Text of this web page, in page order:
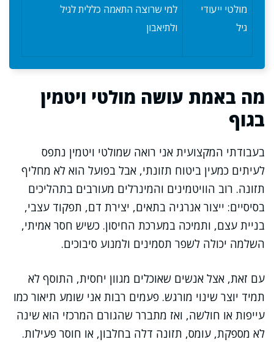
מולטי ייעודי
גיל
למי שרוצה התאמה כללית לגיל
ולתיאבון
מה באמת עושה מולטי ויטמין
בגוף
בעבודתי המקצועית אני רואה שמולטי ויטמין נתפס
לעיתים כמעין ביטוח תזונתי, אבל בפועל הוא לא מחליף
תזונה. רוב הוויטמינים והמינרלים מעורבים בתהליכים
בסיסיים: ייצור אנרגיה בתאים, יצירת דם, תפקוד עצבי,
בניית עצם, ותמיכה במערכת החיסון. כשיש חסר אמיתי,
השלמה יכולה לשפר תסמינים ולמנוע סיבוכים.
עם זאת, אצל אנשים שאוכלים מגוון יחסית, התוסף לא
תמיד יוצר שינוי מורגש. פעמים רבות אני שומע תיאור כמו
עייפות או חולשה, ואז מתברר שהגורם המרכזי הוא שינה
לא מספקת, עומס, תזונה דלה בחלבון, או חוסר פעילות.